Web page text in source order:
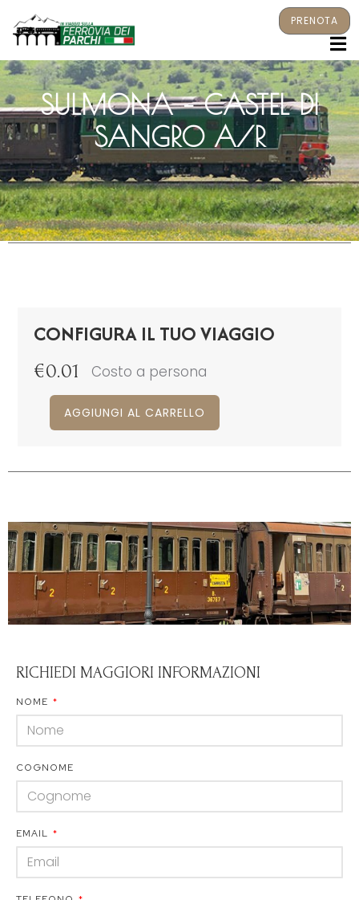
PRENOTA
SULMONA – CASTEL DI
SANGRO A/R
CONFIGURA IL TUO VIAGGIO
€0.01 Costo a persona
AGGIUNGI AL CARRELLO
RICHIEDI MAGGIORI INFORMAZIONI
NOME
COGNOME
EMAIL